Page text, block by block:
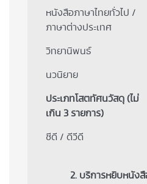
หนังสือภาษาไทยทั่วไป /
ภาษาต่างประเทศ
วิทยานิพนธ์
นวนิยาย
ประเภทโสตทัศนวัสดุ (ไม่
เกิน 3 รายการ)
ซีดี / ดีวีดี
2. บริการหยิบหนังสื